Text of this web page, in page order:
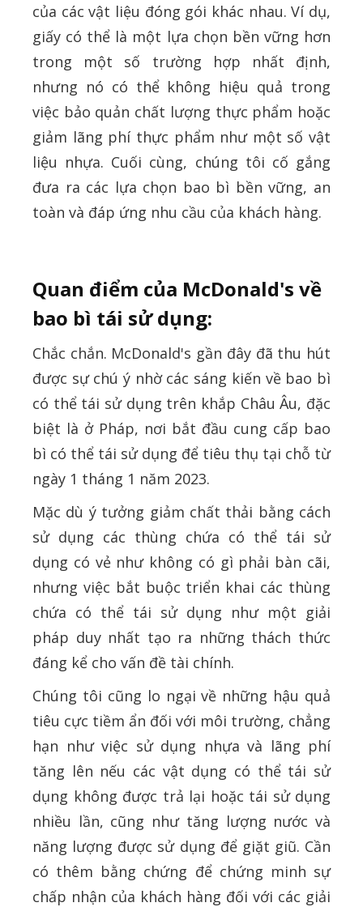
của các vật liệu đóng gói khác nhau. Ví dụ,
giấy có thể là một lựa chọn bền vững hơn
trong một số trường hợp nhất định,
nhưng nó có thể không hiệu quả trong
việc bảo quản chất lượng thực phẩm hoặc
giảm lãng phí thực phẩm như một số vật
liệu nhựa. Cuối cùng, chúng tôi cố gắng
đưa ra các lựa chọn bao bì bền vững, an
toàn và đáp ứng nhu cầu của khách hàng.
Quan điểm của McDonald's về
bao bì tái sử dụng:
Chắc chắn. McDonald's gần đây đã thu hút
được sự chú ý nhờ các sáng kiến ​​về bao bì
có thể tái sử dụng trên khắp Châu Âu, đặc
biệt là ở Pháp, nơi bắt đầu cung cấp bao
bì có thể tái sử dụng để tiêu thụ tại chỗ từ
ngày 1 tháng 1 năm 2023.
Mặc dù ý tưởng giảm chất thải bằng cách
sử dụng các thùng chứa có thể tái sử
dụng có vẻ như không có gì phải bàn cãi,
nhưng việc bắt buộc triển khai các thùng
chứa có thể tái sử dụng như một giải
pháp duy nhất tạo ra những thách thức
đáng kể cho vấn đề tài chính.
Chúng tôi cũng lo ngại về những hậu quả
tiêu cực tiềm ẩn đối với môi trường, chẳng
hạn như việc sử dụng nhựa và lãng phí
tăng lên nếu các vật dụng có thể tái sử
dụng không được trả lại hoặc tái sử dụng
nhiều lần, cũng như tăng lượng nước và
năng lượng được sử dụng để giặt giũ. Cần
có thêm bằng chứng để chứng minh sự
chấp nhận của khách hàng đối với các giải